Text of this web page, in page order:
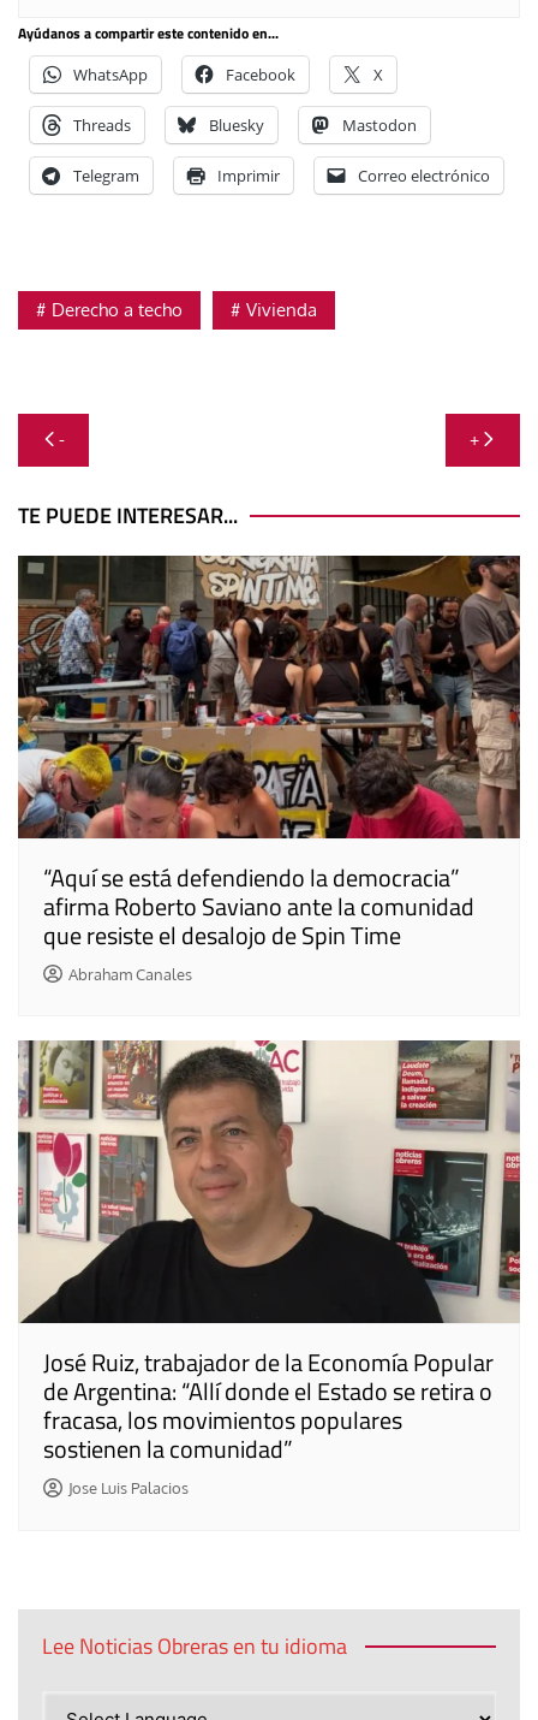
Ayúdanos a compartir este contenido en...
WhatsApp Facebook X
Threads Bluesky Mastodon
Telegram Imprimir Correo electrónico
Derecho a techo Vivienda
Navegación
de
entradas
- +
TE PUEDE INTERESAR...
“Aquí se está defendiendo la democracia”
afirma Roberto Saviano ante la comunidad
que resiste el desalojo de Spin Time
Abraham Canales
José Ruiz, trabajador de la Economía Popular
de Argentina: “Allí donde el Estado se retira o
fracasa, los movimientos populares
sostienen la comunidad”
Jose Luis Palacios
Lee Noticias Obreras en tu idioma